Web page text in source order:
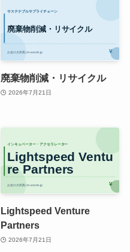
廃棄物削減・リサイクル
2026年7月21日
Lightspeed Venture
Partners
2026年7月21日